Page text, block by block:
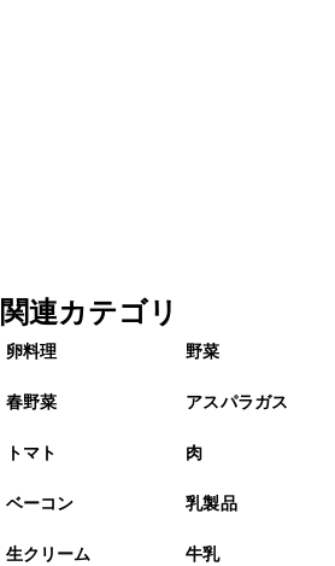
関連カテゴリ
卵料理 野菜
春野菜 アスパラガス
トマト 肉
ベーコン 乳製品
生クリーム 牛乳